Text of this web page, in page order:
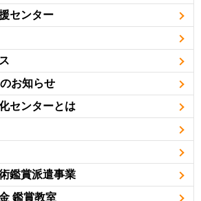
センター
お知らせ
センターとは
鑑賞派遣事業
鑑賞教室